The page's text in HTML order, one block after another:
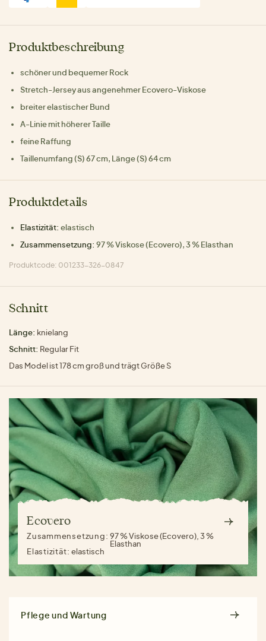
Produktbeschreibung
schöner und bequemer Rock
Stretch-Jersey aus angenehmer Ecovero-Viskose
breiter elastischer Bund
A-Linie mit höherer Taille
feine Raffung
Taillenumfang (S) 67 cm, Länge (S) 64 cm
Produktdetails
Elastizität: elastisch
Zusammensetzung: 97 % Viskose (Ecovero), 3 % Elasthan
Produktcode: 001233-326-0847
Schnitt
Länge: knielang
Schnitt: Regular Fit
Das Model ist 178 cm groß und trägt Größe S
Ecovero
Zusammensetzung:97 % Viskose (Ecovero), 3 %
Elasthan
Elastizität:elastisch
Pflege und Wartung